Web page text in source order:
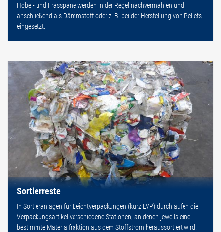
Hobel- und Frässpäne werden in der Regel nachvermahlen und
anschließend als Dämmstoff oder z. B. bei der Herstellung von Pellets
eingesetzt.
Sortierreste
In Sortieranlagen für Leichtverpackungen (kurz LVP) durchlaufen die
Verpackungsartikel verschiedene Stationen, an denen jeweils eine
bestimmte Materialfraktion aus dem Stoffstrom heraussortiert wird.